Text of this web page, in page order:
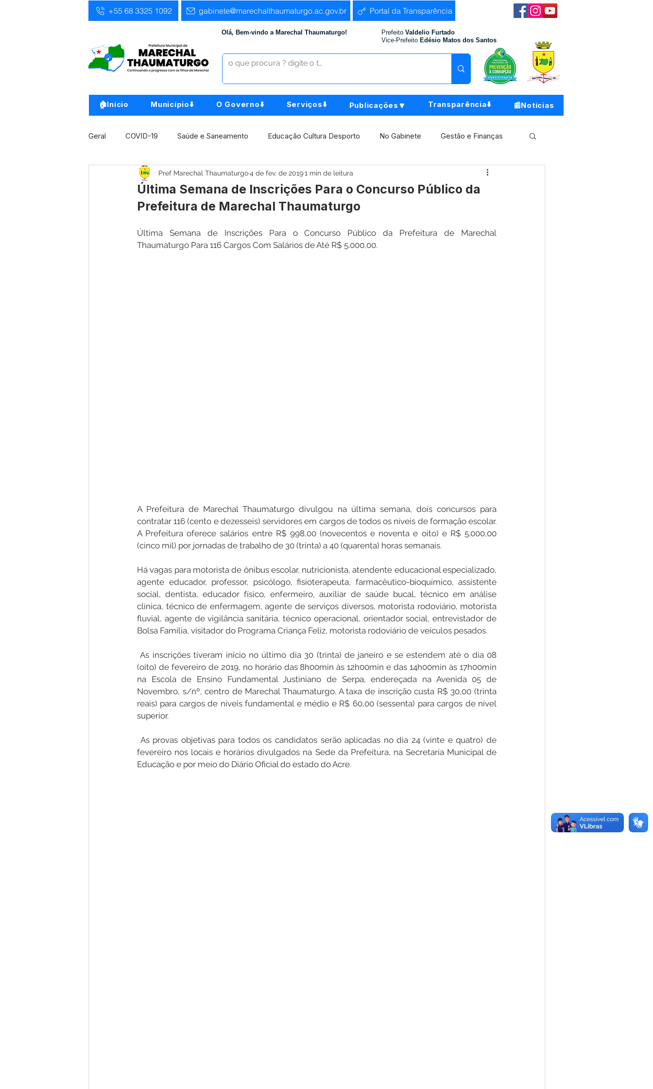
+55 68 3325 1092 gabinete@marechalthaumaturgo.ac.gov.br Portal da Transparência
Olá, Bem-vindo a Marechal Thaumaturgo! Prefeito Valdelio Furtado
Vice-Prefeito Edésio Matos dos Santos
🏠Início Município⬇️ O Governo⬇️ Serviços⬇️ Publicações🔽 Transparência⬇️ 📰Notícias
Geral COVID-19 Saúde e Saneamento Educação Cultura Desporto No Gabinete Gestão e Finanças
Infra, Obra e Transporte Assistência Social Comunidade Agricultura e Produção Meio Ambiente
Concursos Comunicado Institucional e Governo Políticas Públicas
Campanhas Datas Comemorativas Dengue
Última Semana de Inscrições Para o Concurso Público da
Prefeitura de Marechal Thaumaturgo
Pref Marechal Thaumaturgo4 de fev. de 20191 min de leitura
Última Semana de Inscrições Para o Concurso Público da Prefeitura de Marechal
Thaumaturgo Para 116 Cargos Com Salários de Até R$ 5.000,00.
A Prefeitura de Marechal Thaumaturgo divulgou na última semana, dois concursos para
contratar 116 (cento e dezesseis) servidores em cargos de todos os níveis de formação escolar.
A Prefeitura oferece salários entre R$ 998,00 (novecentos e noventa e oito) e R$ 5.000,00
(cinco mil) por jornadas de trabalho de 30 (trinta) a 40 (quarenta) horas semanais.
Há vagas para motorista de ônibus escolar, nutricionista, atendente educacional especializado,
agente educador, professor, psicólogo, fisioterapeuta, farmacêutico-bioquímico, assistente
social, dentista, educador físico, enfermeiro, auxiliar de saúde bucal, técnico em análise
clínica, técnico de enfermagem, agente de serviços diversos, motorista rodoviário, motorista
fluvial, agente de vigilância sanitária, técnico operacional, orientador social, entrevistador de
Bolsa Família, visitador do Programa Criança Feliz, motorista rodoviário de veículos pesados.
As inscrições tiveram início no último dia 30 (trinta) de janeiro e se estendem até o dia 08
(oito) de fevereiro de 2019, no horário das 8h00min às 12h00min e das 14h00min às 17h00min
na Escola de Ensino Fundamental Justiniano de Serpa, endereçada na Avenida 05 de
Novembro, s/nº, centro de Marechal Thaumaturgo. A taxa de inscrição custa R$ 30,00 (trinta
reais) para cargos de níveis fundamental e médio e R$ 60,00 (sessenta) para cargos de nível
superior.
fevereiro nos locais e horários divulgados na Sede da Prefeitura, na Secretaria Municipal de
Educação e por meio do Diário Oficial do estado do Acre.